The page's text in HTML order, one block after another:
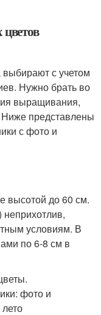
выбирают с учетом
Нужно брать во
выращивания,
Ниже представлены
с фото и
высотой до 60 см.
условиям. В
по 6-8 см в